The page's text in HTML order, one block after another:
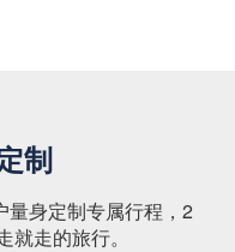
制
量身定制专属行程，2
走的旅行。